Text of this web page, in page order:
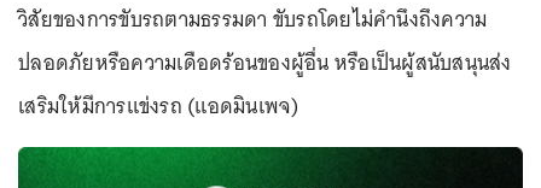
วิสัยของการขับรถตามธรรมดา ขับรถโดยไม่คำนึงถึงความ
ปลอดภัยหรือความเดือดร้อนของผู้อื่น หรือเป็นผู้สนับสนุนส่ง
เสริมให้มีการแข่งรถ (แอดมินเพจ)